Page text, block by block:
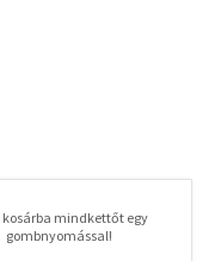
kosárba mindkettőt egy
gombnyomással!